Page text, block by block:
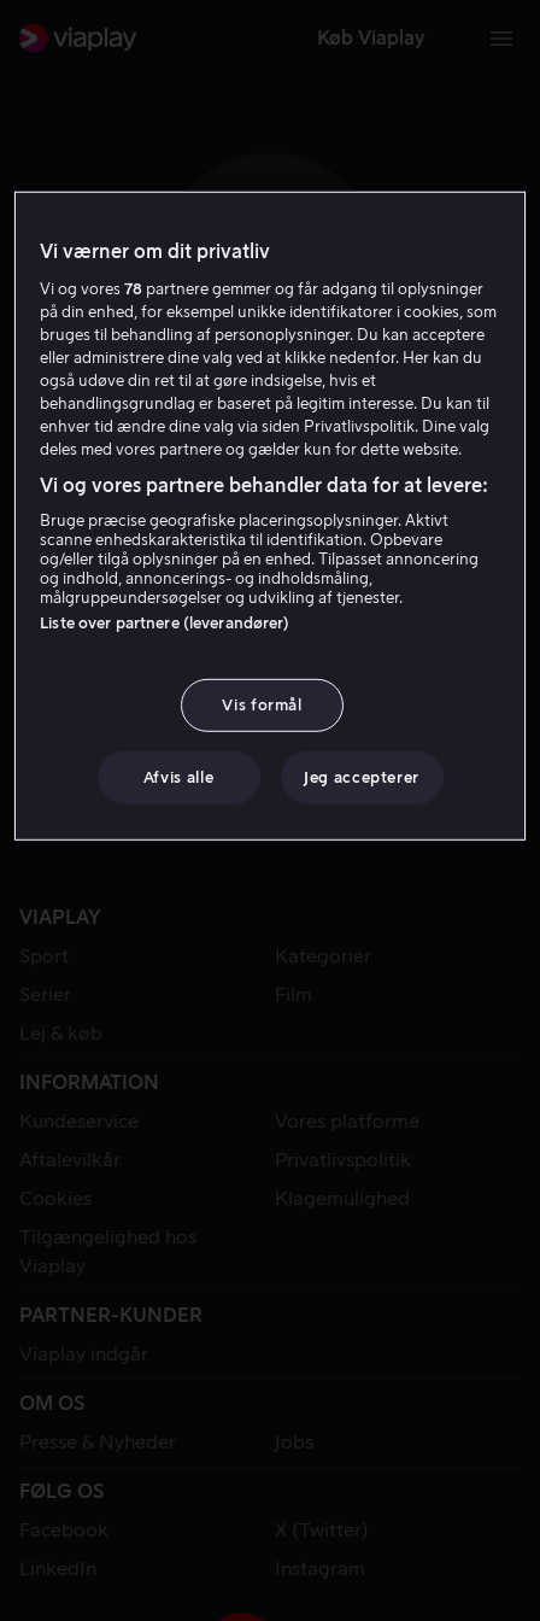
Køb Viaplay
D A
Dr Alban
Skuespiller
VIAPLAY
Sport
Kategorier
Serier
Film
Lej & køb
INFORMATION
Kundeservice
Vores platforme
Aftalevilkår
Privatlivspolitik
Cookies
Klagemulighed
Tilgængelighed hos
Viaplay
PARTNER-KUNDER
Viaplay indgår
OM OS
Presse & Nyheder
Jobs
FØLG OS
Facebook
X (Twitter)
LinkedIn
Instagram
Vi værner om dit privatliv
Vi og vores78 partnere gemmer og får adgang til oplysninger
på din enhed, for eksempel unikke identifikatorer i cookies, som
bruges til behandling af personoplysninger. Du kan acceptere
eller administrere dine valg ved at klikke nedenfor. Her kan du
også udøve din ret til at gøre indsigelse, hvis et
behandlingsgrundlag er baseret på legitim interesse. Du kan til
enhver tid ændre dine valg via siden Privatlivspolitik. Dine valg
deles med vores partnere og gælder kun for dette website.
Vi og vores partnere behandler data for at levere:
Bruge præcise geografiske placeringsoplysninger. Aktivt
scanne enhedskarakteristika til identifikation. Opbevare
og/eller tilgå oplysninger på en enhed. Tilpasset annoncering
og indhold, annoncerings- og indholdsmåling,
målgruppeundersøgelser og udvikling af tjenester.
Liste over partnere (leverandører)
Vis formål
Afvis alle Jeg accepterer